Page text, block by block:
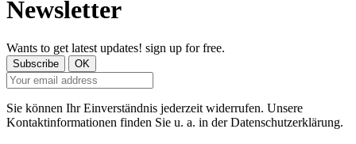
Newsletter
Wants to get latest updates! sign up for free.
Sie können Ihr Einverständnis jederzeit widerrufen. Unsere
Kontaktinformationen finden Sie u. a. in der Datenschutzerklärung.